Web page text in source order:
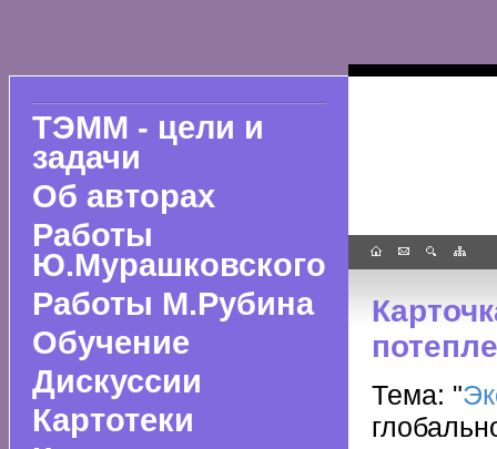
ТЭММ - цели и
задачи
Об авторах
Работы
Ю.Мурашковского
Работы М.Рубина
Обучение
Дискуссии
Картотеки
Тема: "